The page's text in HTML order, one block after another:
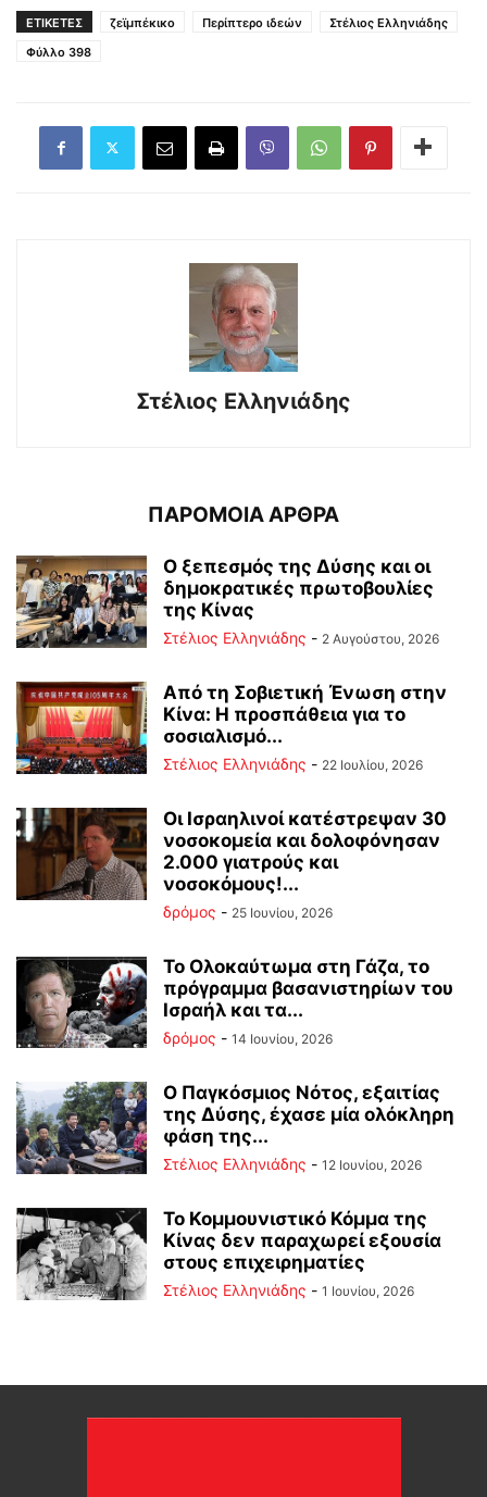
ΕΤΙΚΕΤΕΣ ζεϊμπέκικο Περίπτερο ιδεών
Στέλιος Ελληνιάδης
Φύλλο 398
Στέλιος Ελληνιάδης
ΠΑΡΟΜΟΙΑ ΑΡΘΡΑ
Ο ξεπεσμός της Δύσης και οι
δημοκρατικές πρωτοβουλίες
της Κίνας
Στέλιος Ελληνιάδης - 2 Αυγούστου, 2026
Από τη Σοβιετική Ένωση στην
Κίνα: Η προσπάθεια για το
σοσιαλισμό...
Στέλιος Ελληνιάδης - 22 Ιουλίου, 2026
Οι Ισραηλινοί κατέστρεψαν 30
νοσοκομεία και δολοφόνησαν
2.000 γιατρούς και
νοσοκόμους!...
δρόμος - 25 Ιουνίου, 2026
Το Ολοκαύτωμα στη Γάζα, το
πρόγραμμα βασανιστηρίων του
Ισραήλ και τα...
δρόμος - 14 Ιουνίου, 2026
Ο Παγκόσμιος Νότος, εξαιτίας
της Δύσης, έχασε μία ολόκληρη
φάση της...
Στέλιος Ελληνιάδης - 12 Ιουνίου, 2026
Το Κομμουνιστικό Κόμμα της
Κίνας δεν παραχωρεί εξουσία
στους επιχειρηματίες
Στέλιος Ελληνιάδης - 1 Ιουνίου, 2026